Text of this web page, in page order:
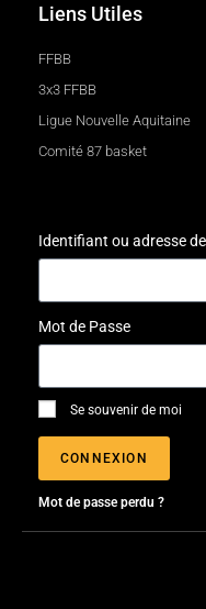
Liens Utiles
FFBB
3x3 FFBB
Ligue Nouvelle Aquitaine
Comité 87 basket
Identifiant ou adresse
Mot de Passe
Se souvenir de moi
CONNEXION
Mot de passe perdu ?